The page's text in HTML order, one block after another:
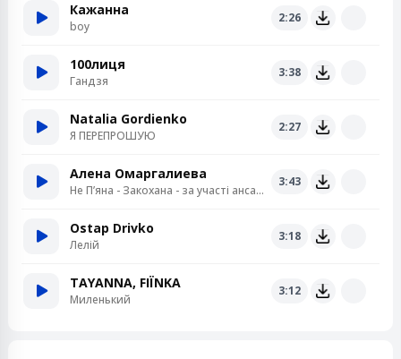
Кажанна
boy
2:26
100лиця
Гандзя
3:38
Natalia Gordienko
Я ПЕРЕПРОШУЮ
2:27
Алена Омаргалиева
Не Пʼяна - Закохана - за участі ансамблю «Кралиця»
3:43
Ostap Drivko
Лелій
3:18
TAYANNA, FIЇNKA
Миленький
3:12